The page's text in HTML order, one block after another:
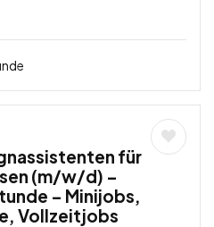
für
(m/w/d) –
– Minijobs,
Vollzeitjobs